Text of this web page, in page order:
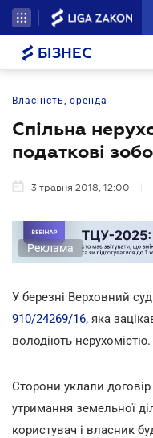
БІЗНЕС
Власність, оренда
Спільна
податкові
3 травня 2018, 12:00
Реклама
У березні Верховний
910/24269/16, яка
володіють нерухомістю.
Сторони уклали
утримання земельної
користувач і власник